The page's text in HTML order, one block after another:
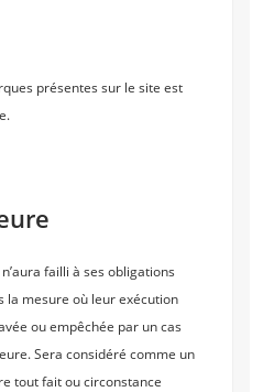
présentes sur le site est
failli à ses obligations
la mesure où leur exécution
ou empêchée par un cas
Sera considéré comme un
tout fait ou circonstance